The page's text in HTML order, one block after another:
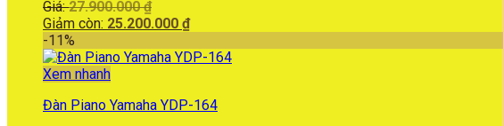
Giá:27.900.000₫
gốc
27.900.000 ₫.
Giảm còn: 25.200.000 ₫Giá
tại
-11%
Xem nhanh
Đàn Piano Yamaha YDP-164